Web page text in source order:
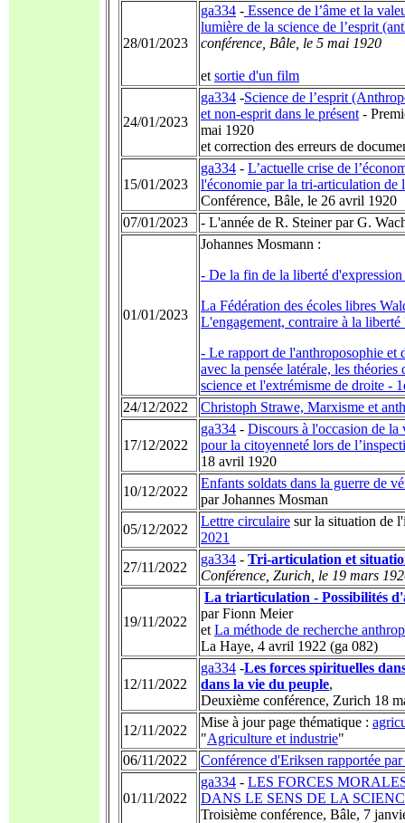
28/01/2023
ga334 - Essence de l’âme et la
lumière de la science de l’esprit
conférence, Bâle, le 5 mai 1920
et sortie d'un film
24/01/2023
ga334 -Science de l’esprit
et non-esprit dans le présent -
mai 1920
et correction des erreurs de
15/01/2023
ga334 - L’actuelle crise de
l'économie par la tri-articulation de
Conférence, Bâle, le 26 avril 1920
07/01/2023
- L'année de R. Steiner par G.
01/01/2023
Johannes Mosmann :
- De la fin de la liberté
La Fédération des écoles libres
L'engagement, contraire à la liberté
- Le rapport de l'anthroposophie et
avec la pensée latérale, les
science et l'extrémisme de droite -
24/12/2022
Christoph Strawe, Marxisme et
17/12/2022
ga334 - Discours à l'occasion de la
pour la citoyenneté lors de
18 avril 1920
10/12/2022
Enfants soldats dans la guerre de
par Johannes Mosman
05/12/2022
Lettre circulaire sur la situation de
2021
27/11/2022
ga334 - Tri-articulation et
Conférence, Zurich, le 19 mars
19/11/2022
La triarticulation - Possibilités
par Fionn Meier
et La méthode de recherche
La Haye, 4 avril 1922 (ga 082)
12/11/2022
ga334 -Les forces spirituelles
dans la vie du peuple,
Deuxième conférence, Zurich 18
12/11/2022
Mise à jour page thématique :
"Agriculture et industrie"
06/11/2022
Conférence d'Eriksen rapportée
01/11/2022
ga334 - LES FORCES
DANS LE SENS DE LA
Troisième conférence, Bâle, 7